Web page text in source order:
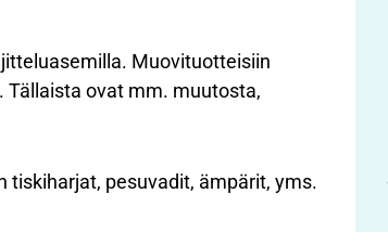
Muovituotteisiin
ovat mm. muutosta,
pesuvadit, ämpärit, yms.